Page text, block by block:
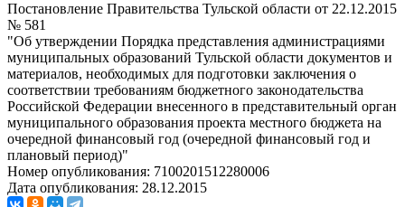
Постановление Правительства Тульской области от 22.12.2015
№ 581
"Об утверждении Порядка представления администрациями
муниципальных образований Тульской области документов и
материалов, необходимых для подготовки заключения о
соответствии требованиям бюджетного законодательства
Российской Федерации внесенного в представительный орган
муниципального образования проекта местного бюджета на
очередной финансовый год (очередной финансовый год и
плановый период)"
Номер опубликования: 7100201512280006
Дата опубликования: 28.12.2015